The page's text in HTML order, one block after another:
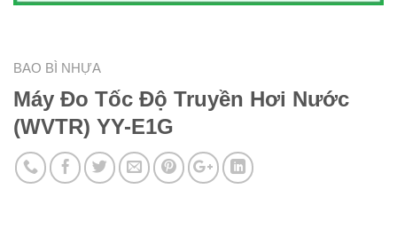
BAO BÌ NHỰA
Máy Đo Tốc Độ Truyền Hơi Nước
(WVTR) YY-E1G